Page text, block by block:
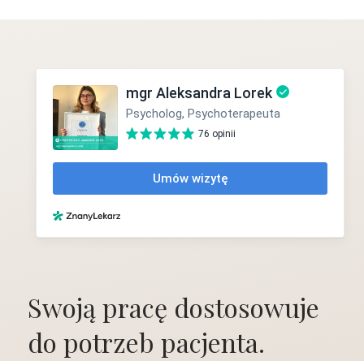
Swoją pracę dostosowuje
do potrzeb pacjenta.